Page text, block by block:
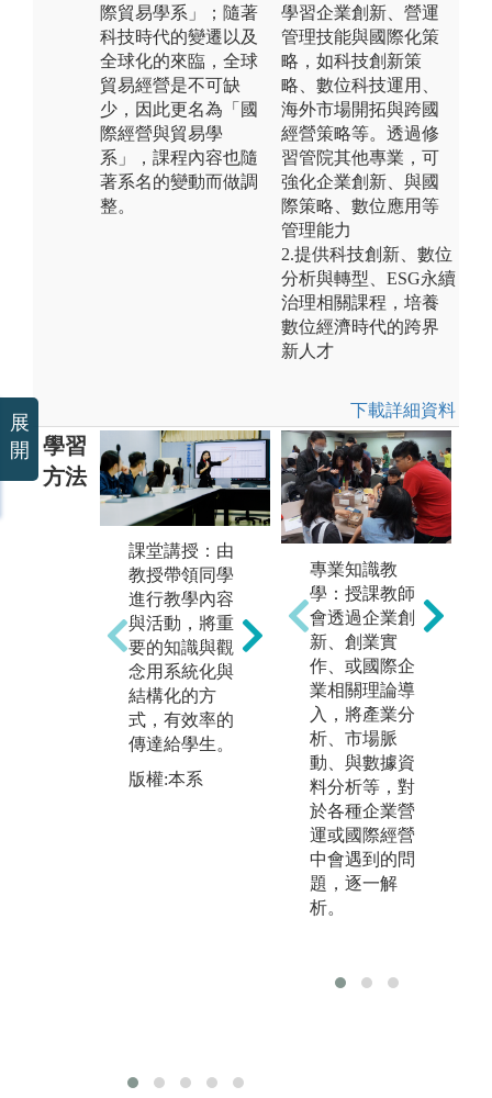
際貿易學系」；隨著
科技時代的變遷以及
全球化的來臨，全球
貿易經營是不可缺
少，因此更名為「國
際經營與貿易學
系」，課程內容也隨
著系名的變動而做調
整。
學習企業創新、營運
管理技能與國際化策
略，如科技創新策
略、數位科技運用、
海外市場開拓與跨國
經營策略等。透過修
習管院其他專業，可
強化企業創新、與國
際策略、數位應用等
管理能力
2.提供科技創新、數位
分析與轉型、ESG永續
治理相關課程，培養
數位經濟時代的跨界
新人才
下載詳細資料
學習
方法
課堂講授：由
教授帶領同學
進行教學內容
與活動，將重
要的知識與觀
念用系統化與
結構化的方
式，有效率的
傳達給學生。
版權:本系
習：藉由不同
的課程設計，
讓同學進行分
組討論，學習
與人溝通、團
隊合作，培養
同學團隊領導
能力，分析問
題。
版權:本系
專業知識教
學：授課教師
會透過企業創
新、創業實
作、或國際企
業相關理論導
入，將產業分
析、市場脈
動、與數據資
料分析等，對
於各種企業營
運或國際經營
中會遇到的問
題，逐一解
析。
展
開